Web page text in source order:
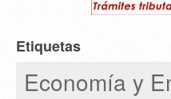
Etiquetas
Economía y